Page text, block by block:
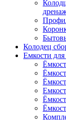
Колодец
Емкости